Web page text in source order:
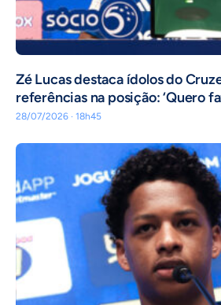
Zé Lucas destaca ídolos do
referências na posição: ‘Quero
28/07/2026 · 18h45